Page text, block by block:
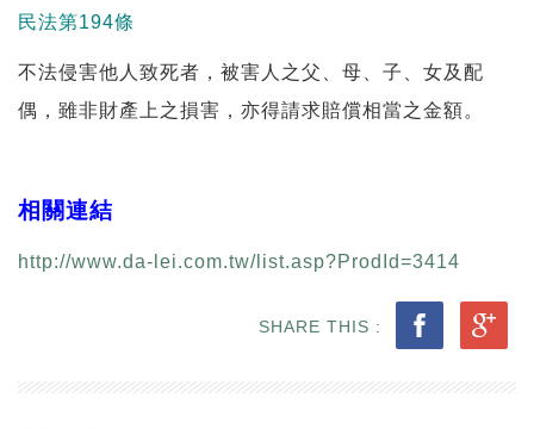
民法第194條
不法侵害他人致死者，被害人之父、母、子、女及配
偶，雖非財產上之損害，亦得請求賠償相當之金額。
相關連結
http://www.da-lei.com.tw/list.asp?ProdId=3414
SHARE THIS :